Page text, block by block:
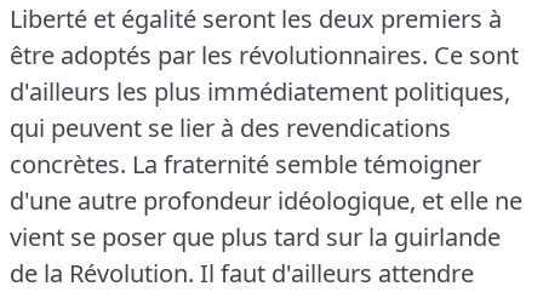
Liberté et égalité seront les deux premiers à
être adoptés par les révolutionnaires. Ce sont
d'ailleurs les plus immédiatement politiques,
qui peuvent se lier à des revendications
concrètes. La fraternité semble témoigner
d'une autre profondeur idéologique, et elle ne
vient se poser que plus tard sur la guirlande
de la Révolution. Il faut d'ailleurs attendre